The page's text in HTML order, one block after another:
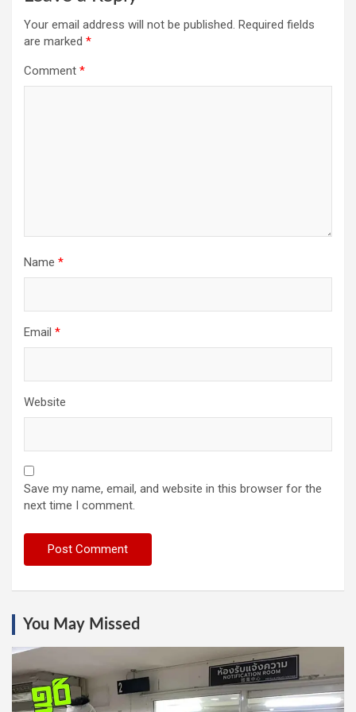
Your email address will not be published. Required fields
are marked *
Comment *
Name *
Email *
Website
Save my name, email, and website in this browser for the
next time I comment.
You May Missed